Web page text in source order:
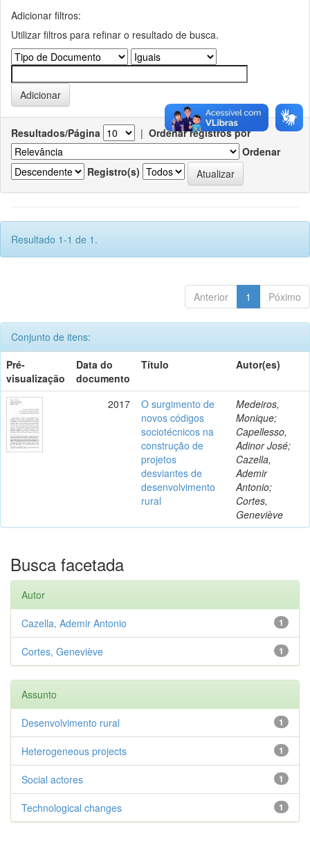
Adicionar filtros:
Utilizar filtros para refinar o resultado de busca.
Resultados/Página | Ordenar registros por
Ordenar
Registro(s)
Resultado 1-1 de 1.
Anterior 1 Póximo
Conjunto de itens:
Pré-
visualização
Data do
documento
Título Autor(es)
2017
O surgimento de
novos códigos
sociotécnicos na
construção de
projetos
desviantes de
desenvolvimento
rural
Medeiros,
Monique;
Capellesso,
Adinor José;
Cazella,
Ademir
Antonio;
Cortes,
Geneviève
Busca facetada
Autor
1
Cazella, Ademir Antonio
1
Cortes, Geneviève
Assunto
1
Desenvolvimento rural
1
Heterogeneous projects
1
Social actores
1
Technological changes